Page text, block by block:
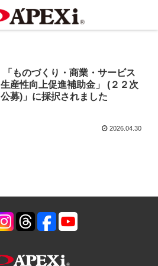
「ものづくり・商業・サービス
生産性向上促進補助金」 (２２次
公募)」に採択されました
2026.04.30